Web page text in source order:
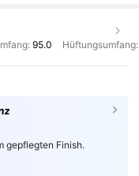
95.0
gepflegten Finish.